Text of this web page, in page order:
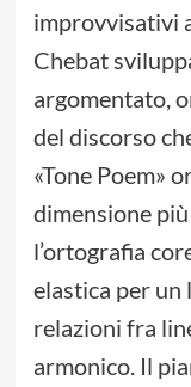
improvvisativi
Chebat
argomentato,
del discorso
«Tone Poem»
dimensione
l’ortografia
elastica per un
relazioni fra
armonico. Il